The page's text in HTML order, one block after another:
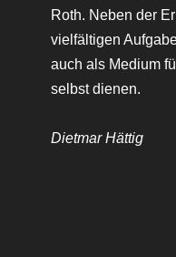
Roth. Neben der
vielfältigen
auch als Medium
selbst dienen.
Dietmar Hättig